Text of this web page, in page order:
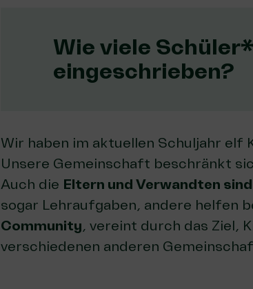
Wie viele
eingeschrieben?
Wir haben im aktuellen Schuljahr elf
Unsere Gemeinschaft beschränkt
Auch die Eltern und Verwandten
sogar Lehraufgaben, andere helfen
Community, vereint durch das Ziel,
verschiedenen anderen